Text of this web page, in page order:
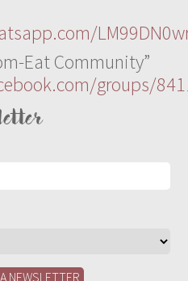
Eat Community”
groups/